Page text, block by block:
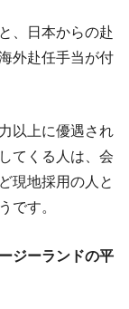
、日本からの赴
外赴任手当が付
以上に優遇され
てくる人は、会
現地採用の人と
です。
ジーランドの平